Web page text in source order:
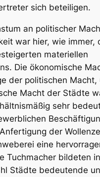
sich beteiligen.
an politischer
war hier, wie immer,
materiellen
Die ökonomische
der politischen Macht,
Macht der Städte
sehr
der
eine
Tuchmacher bildeten
Städte bedeutende